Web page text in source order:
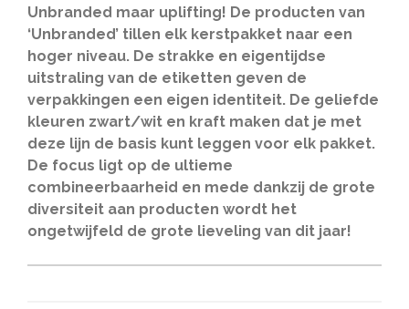
Unbranded maar uplifting! De producten van
‘Unbranded’ tillen elk kerstpakket naar een
hoger niveau. De strakke en eigentijdse
uitstraling van de etiketten geven de
verpakkingen een eigen identiteit. De geliefde
kleuren zwart/wit en kraft maken dat je met
deze lijn de basis kunt leggen voor elk pakket.
De focus ligt op de ultieme
combineerbaarheid en mede dankzij de grote
diversiteit aan producten wordt het
ongetwijfeld de grote lieveling van dit jaar!